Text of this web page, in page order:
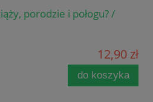
porodzie i połogu? /
12,90 zł
do koszyka